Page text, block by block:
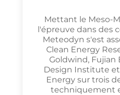
Mettant le Meso-
l'épreuve dans des
Meteodyn s'est
Clean Energy
Goldwind, Fujian
Design Institute
Energy sur trois
techniquement